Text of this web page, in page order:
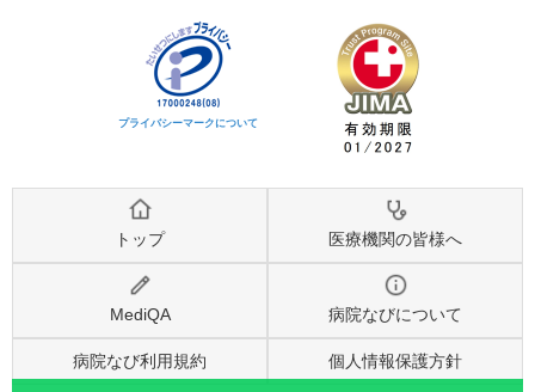
プライバシーマークについて
トップ 医療機関の皆様へ
MediQA 病院なびについて
病院なび利用規約 個人情報保護方針